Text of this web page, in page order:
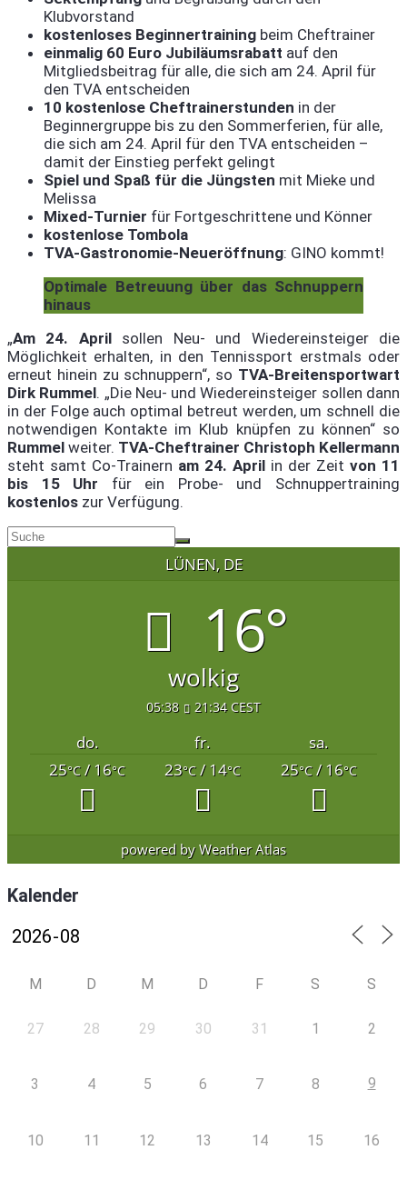
Klubvorstand
kostenloses Beginnertraining beim Cheftrainer
einmalig 60 Euro Jubiläumsrabatt auf den
Mitgliedsbeitrag für alle, die sich am 24. April für
den TVA entscheiden
10 kostenlose Cheftrainerstunden in der
Beginnergruppe bis zu den Sommerferien, für alle,
die sich am 24. April für den TVA entscheiden –
damit der Einstieg perfekt gelingt
Spiel und Spaß für die Jüngsten mit Mieke und
Melissa
Mixed-Turnier für Fortgeschrittene und Könner
kostenlose Tombola
TVA-Gastronomie-Neueröffnung: GINO kommt!
Optimale Betreuung über das Schnuppern
hinaus
„Am 24. Aprilsollen Neu- und Wiedereinsteiger die
Möglichkeit erhalten, in den Tennissport erstmals oder
erneut hinein zu schnuppern“, so TVA-Breitensportwart
Dirk Rummel. „Die Neu- und Wiedereinsteiger sollen dann
in der Folge auch optimal betreut werden, um schnell die
notwendigen Kontakte im Klub knüpfen zu können“ so
Rummel weiter. TVA-Cheftrainer Christoph Kellermann
steht samt Co-Trainern am 24. April in der Zeit von 11
bis 15 Uhr für ein Probe- und Schnuppertraining
kostenlos zur Verfügung.
LÜNEN, DE
16°
wolkig
05:38 21:34 CEST
do. fr.
sa.
25°C / 16°C 23°C / 14°C 25°C/ 16°C
powered byWeather Atlas
Kalender
M D M D F S S
27 28 29 30 31 1 2
3 4 5 6 7 8 9
10 11 12 13 14 15 16